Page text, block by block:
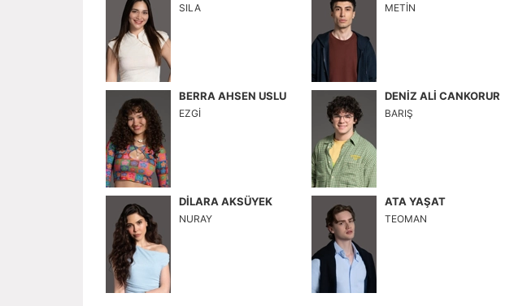
SILA METİN
BERRA AHSEN USLU
EZGİ
DENİZ ALİ CANKORUR
BARIŞ
DİLARA AKSÜYEK
NURAY
ATA YAŞAT
TEOMAN